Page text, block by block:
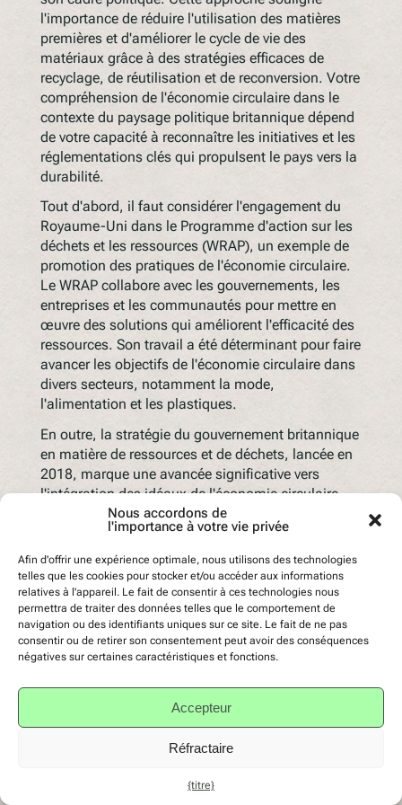
Nous accordons de
l'importance à votre vie privée
Afin d'offrir une expérience optimale, nous utilisons des technologies
telles que les cookies pour stocker et/ou accéder aux informations
relatives à l'appareil. Le fait de consentir à ces technologies nous
permettra de traiter des données telles que le comportement de
navigation ou des identifiants uniques sur ce site. Le fait de ne pas
consentir ou de retirer son consentement peut avoir des conséquences
négatives sur certaines caractéristiques et fonctions.
Accepteur
Réfractaire
{titre}
l'importance de réduire l'utilisation des matières
premières et d'améliorer le cycle de vie des
matériaux grâce à des stratégies efficaces de
recyclage, de réutilisation et de reconversion. Votre
compréhension de l'économie circulaire dans le
contexte du paysage politique britannique dépend
de votre capacité à reconnaître les initiatives et les
réglementations clés qui propulsent le pays vers la
durabilité.
Tout d'abord, il faut considérer l'engagement du
Royaume-Uni dans le Programme d'action sur les
déchets et les ressources (WRAP), un exemple de
promotion des pratiques de l'économie circulaire.
Le WRAP collabore avec les gouvernements, les
entreprises et les communautés pour mettre en
œuvre des solutions qui améliorent l'efficacité des
ressources. Son travail a été déterminant pour faire
avancer les objectifs de l'économie circulaire dans
divers secteurs, notamment la mode,
l'alimentation et les plastiques.
En outre, la stratégie du gouvernement britannique
en matière de ressources et de déchets, lancée en
2018, marque une avancée significative vers
l'intégration des idéaux de l'économie circulaire
dans la législation. Cette stratégie vise à doubler la
productivité des ressources et à éliminer les
déchets évitables de toutes sortes, y compris les
déchets plastiques, d'ici 2050. Elle introduit des
régimes de responsabilité élargie des producteurs
(REP), qui exigent des producteurs qu'ils
supportent les coûts associés à l'élimination des
produits en fin de vie, incitant ainsi à concevoir des
recycler.
Un autre pilier de l'approche britannique est
l'accent mis sur l'innovation et l'investissement
gouvernement a alloué des fonds pour soutenir les